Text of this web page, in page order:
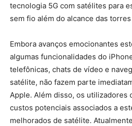
tecnologia 5G com satélites para
sem fio além do alcance das
Embora avanços emocionantes
algumas funcionalidades do
telefônicas, chats de vídeo e
satélite, não fazem parte
Apple. Além disso, os utilizadores
custos potenciais associados a
melhorados de satélite.